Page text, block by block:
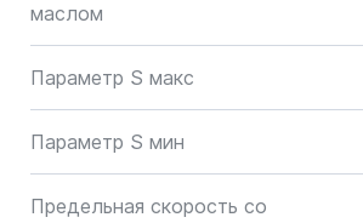
маслом
Параметр S макс
Параметр S мин
Предельная скорость со